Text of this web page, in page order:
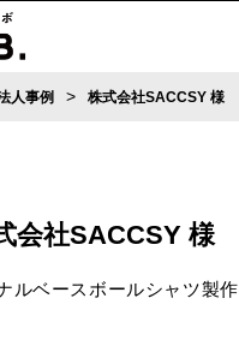
人事例 > 株式会社SACCSY ​様
会社SACCSY ​様
ルベースボールシャツ製作